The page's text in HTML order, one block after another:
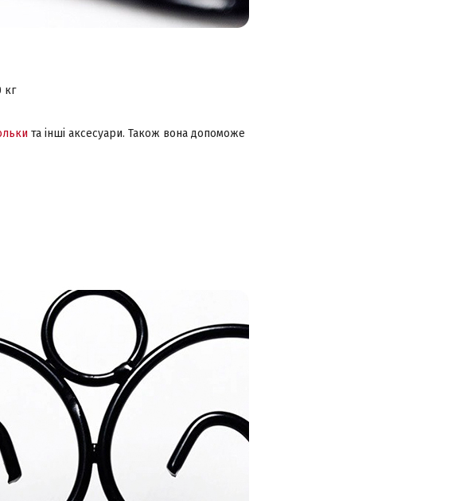
кг
та інші аксесуари. Також вона допоможе